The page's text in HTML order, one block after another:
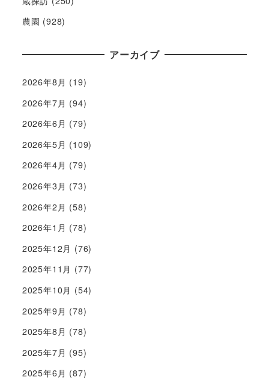
農園 (928)
アーカイブ
2026年8月 (19)
2026年7月 (94)
2026年6月 (79)
2026年5月 (109)
2026年4月 (79)
2026年3月 (73)
2026年2月 (58)
2026年1月 (78)
2025年12月 (76)
2025年11月 (77)
2025年10月 (54)
2025年9月 (78)
2025年8月 (78)
2025年7月 (95)
2025年6月 (87)